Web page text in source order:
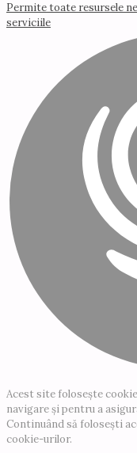
Permite toate resursele
serviciile
Acest site folosește
navigare și pentru a
Continuând să folosești
cookie-urilor.